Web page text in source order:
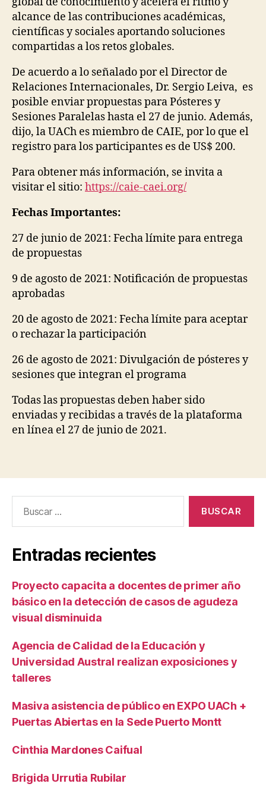
alcance de las contribuciones académicas,
científicas y sociales aportando soluciones
compartidas a los retos globales.
De acuerdo a lo señalado por el Director de
Relaciones Internacionales, Dr. Sergio Leiva, es
posible enviar propuestas para Pósteres y
Sesiones Paralelas hasta el 27 de junio. Además,
dijo, la UACh es miembro de CAIE, por lo que el
registro para los participantes es de US$ 200.
Para obtener más información, se invita a
visitar el sitio: https://caie-caei.org/
Fechas Importantes:
27 de junio de 2021: Fecha límite para entrega
de propuestas
9 de agosto de 2021: Notificación de propuestas
aprobadas
20 de agosto de 2021: Fecha límite para aceptar
o rechazar la participación
26 de agosto de 2021: Divulgación de pósteres y
sesiones que integran el programa
Todas las propuestas deben haber sido
enviadas y recibidas a través de la plataforma
en línea el 27 de junio de 2021.
por:
Entradas recientes
Proyecto capacita a docentes de primer año
básico en la detección de casos de agudeza
visual disminuida
Agencia de Calidad de la Educación y
Universidad Austral realizan exposiciones y
talleres
Masiva asistencia de público en EXPO UACh +
Puertas Abiertas en la Sede Puerto Montt
Cinthia Mardones Caifual
Brigida Urrutia Rubilar